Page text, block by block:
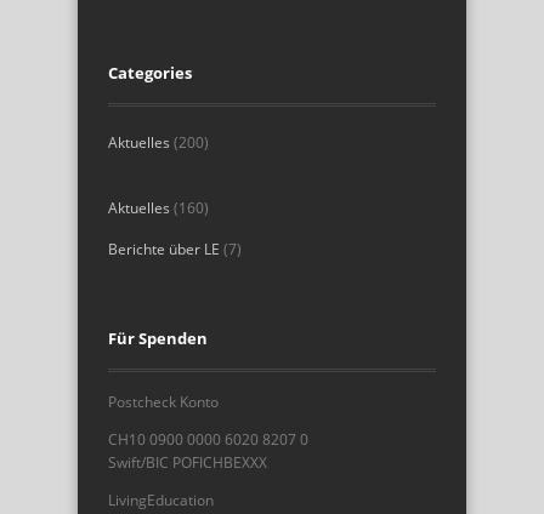
Categories
Aktuelles (200)
Aktuelles (160)
Berichte über LE (7)
Für Spenden
Postcheck Konto
CH10 0900 0000 6020 8207 0
Swift/BIC POFICHBEXXX
LivingEducation